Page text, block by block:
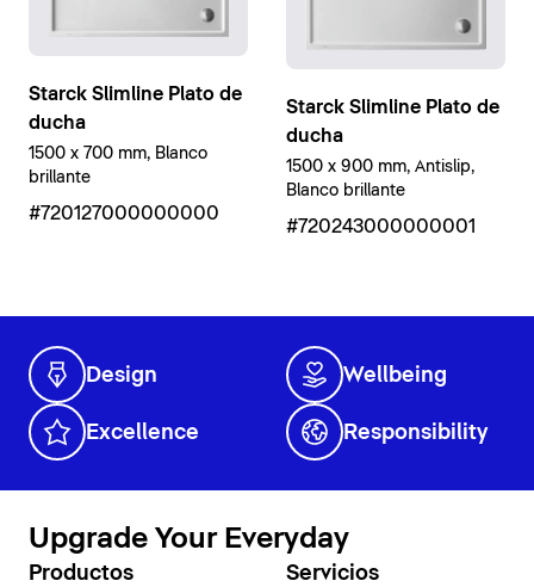
Starck Slimline Plato de
ducha
1500 x 700 mm, Blanco
brillante
#720127000000000
Starck Slimline Plato de
ducha
1500 x 900 mm, Antislip,
Blanco brillante
#720243000000001
Design Wellbeing
Excellence Responsibility
Upgrade Your Everyday
Productos Servicios